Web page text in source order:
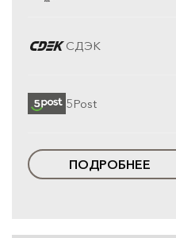
СДЭК
5Post
ПОДРОБНЕЕ